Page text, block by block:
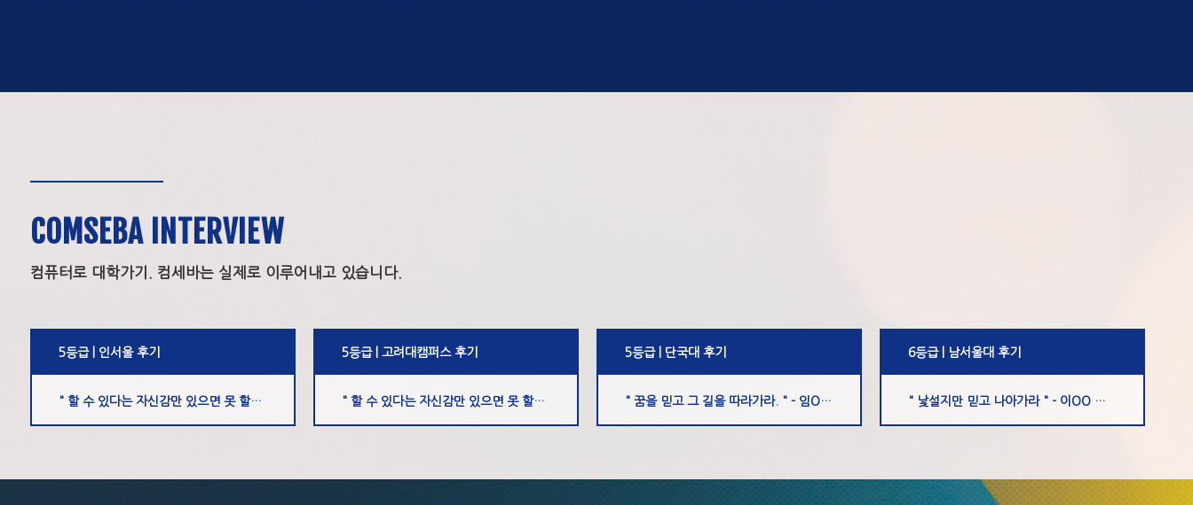
COMSEBA INTERVIEW
컴퓨터로 대학가기. 컴세바는 실제로 이루어내고 있습니다.
5등급 | 인서울 후기
" 할 수 있다는 자신감만 있으면 못 할게 없다. " - 김O욱 학생 ...
5등급 | 고려대캠퍼스 후기
" 할 수 있다는 자신감만 있으면 못 할게 없다. " - 김O욱 학생 ...
5등급 | 단국대 후기
" 꿈을 믿고 그 길을 따라가라. " - 임O규 학생
6등급 | 남서울대 후기
" 낯설지만 믿고 나아가라 " - 이OO 학생